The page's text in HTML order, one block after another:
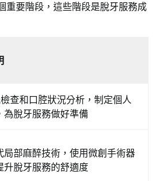
重要階段，這些階段是脫牙服務成
查和口腔狀況分析，制定個人
為脫牙服務做好準備
局部麻醉技術，使用微創手術器
升脫牙服務的舒適度